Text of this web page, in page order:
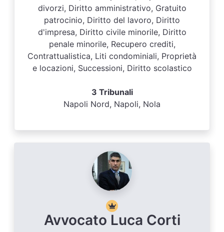
divorzi, Diritto amministrativo, Gratuito
patrocinio, Diritto del lavoro, Diritto
d'impresa, Diritto civile minorile, Diritto
penale minorile, Recupero crediti,
Contrattualistica, Liti condominiali, Proprietà
e locazioni, Successioni, Diritto scolastico
3 Tribunali
Napoli Nord, Napoli, Nola
Avvocato Luca Corti